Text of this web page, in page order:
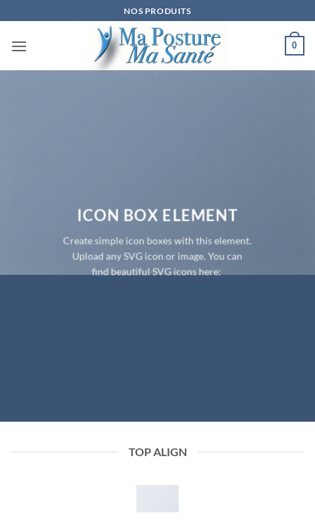
au
contenu
NOS PRODUITS
0
ICON BOX ELEMENT
Create simple icon boxes with this element.
Upload any SVG icon or image. You can
find beautiful SVG icons here:
TOP ALIGN